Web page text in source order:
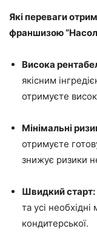
Які переваги
франшизою
Висока
якісним
отримуєте
Мінімальні
отримуєте
знижує ризики
Швидкий старт:
та усі
кондитерської.